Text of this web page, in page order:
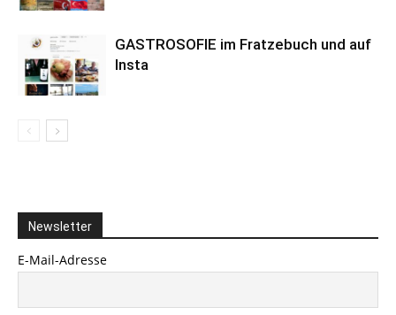
GASTROSOFIE im Fratzebuch und auf
Insta
Newsletter
E-Mail-Adresse